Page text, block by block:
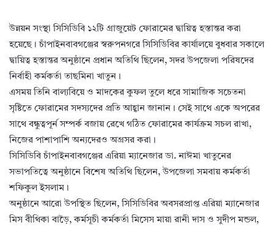
উন্নয়ন সংস্থা সিসিডিবি ১২টি গ্রাজুয়েট ফোরামের দ্বায়িত্ব হস্তান্তর করা
হয়েছে। চাঁপাইনবাবগঞ্জের স্বরুপনগরে সিসিডিবির কার্যালয়ে বুধবার সকালে
দ্বায়িত্ব হস্তান্তর অনুষ্ঠানে প্রধান অতিথি ছিলেন, সদর উপজেলা পরিষদের
নির্বাহী কর্মকর্তা তাছমিনা খাতুন।
এসময় তিনি বাল্যবিয়ে ও মাদকের কুফল তুলে ধরে সামাজিক সচেতনা
সৃষ্টিতে ফোরামের সদস্যদের প্রতি আহ্বান জানান। সেই সাথে একে অপরের
সাথে বন্ধুত্বপূর্ন সম্পর্ক বজায় রেখে গঠিত ফোরামের কার্যক্রম সচল রাখা,
নিজের পাশাপাশি অন্যদেরও অগ্রসর করা।
সিসিডিবি চাঁপাইনবাবগঞ্জের এরিয়া ম্যানেজার ডা. নাঈমা খাতুনের
সভাপতিত্বে অনুষ্ঠানে বিশেষ অতিথি ছিলেন, উপজেলা সমবায় কর্মকর্তা
শফিকুল ইসলাম।
অনুষ্ঠানে আরো উপস্থিত ছিলেন, সিসিডিবির অবসরপ্রাপ্ত এরিয়া ম্যানেজার
মিস বীথিকা বাড়ৈ, কর্মসূচী কর্মকর্তা মিসেস মায়া রানী দাস ও সুদীপ মন্ডল,